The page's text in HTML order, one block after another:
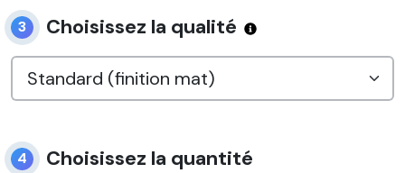
3 Choisissez la qualité
4 Choisissez la quantité